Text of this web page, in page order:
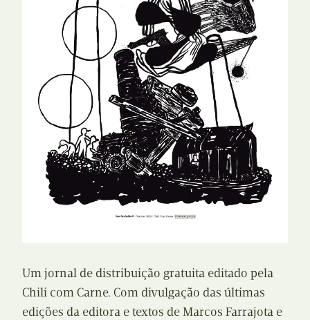
Um jornal de distribuição gratuita editado pela
Chili com Carne. Com divulgação das últimas
edições da editora e textos de Marcos Farrajota e